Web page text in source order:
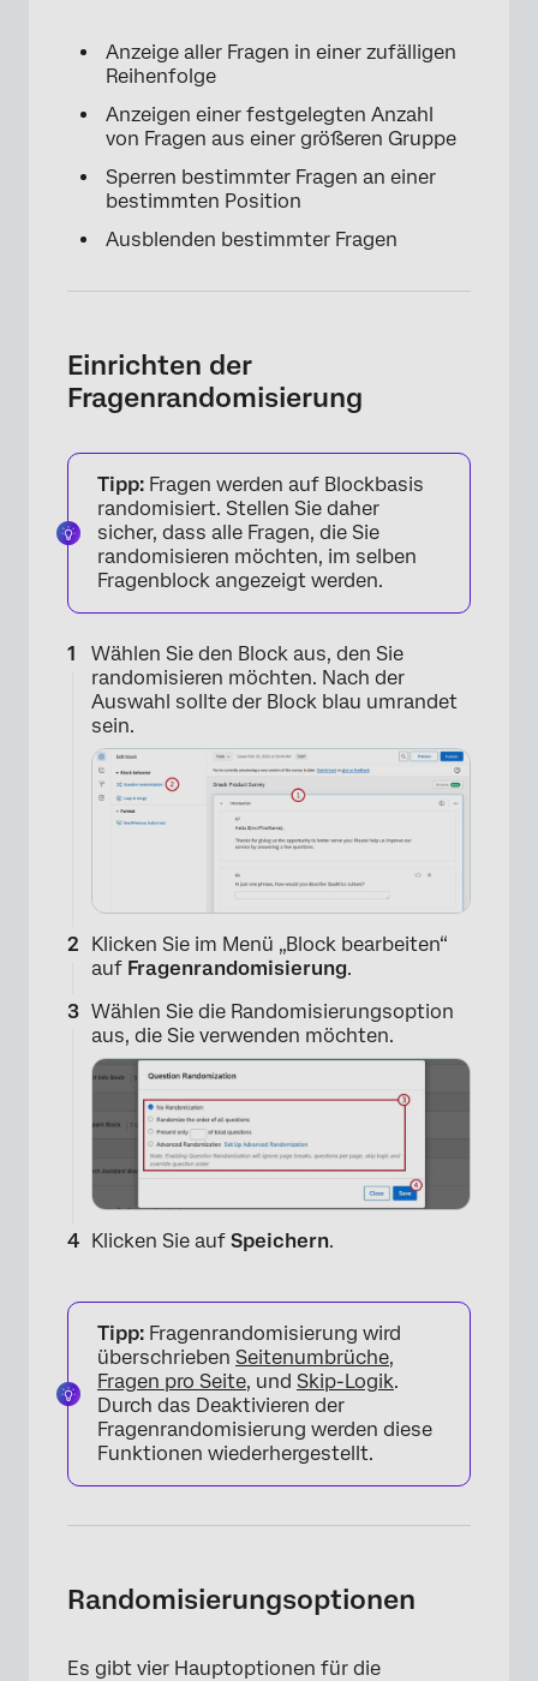
Anzeige aller Fragen in einer zufälligen
Reihenfolge
Anzeigen einer festgelegten Anzahl
von Fragen aus einer größeren Gruppe
Sperren bestimmter Fragen an einer
bestimmten Position
Ausblenden bestimmter Fragen
Einrichten der
Fragenrandomisierung
Tipp: Fragen werden auf Blockbasis
randomisiert. Stellen Sie daher
sicher, dass alle Fragen, die Sie
randomisieren möchten, im selben
Fragenblock angezeigt werden.
Wählen Sie den Block aus, den Sie
randomisieren möchten. Nach der
Auswahl sollte der Block blau umrandet
sein.
Klicken Sie im Menü „Block bearbeiten“
auf Fragenrandomisierung.
Wählen Sie die Randomisierungsoption
aus, die Sie verwenden möchten.
Klicken Sie auf Speichern.
Tipp: Fragenrandomisierung wird
überschrieben Seitenumbrüche,
Fragen pro Seite, und Skip-Logik.
Durch das Deaktivieren der
Fragenrandomisierung werden diese
Funktionen wiederhergestellt.
Randomisierungsoptionen
Es gibt vier Hauptoptionen für die